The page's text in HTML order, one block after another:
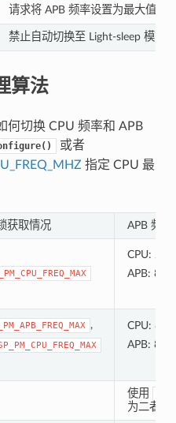
请求将 APB 频率设置为最大值，
禁止自动切换至 Light-sleep 模式。
算法
何切换 CPU 频率和 APB
或者
指定 CPU 最
获取情况 APB 频率
CPU:
APB: 80
,
CPU: 80
APB: 80
使用
为二者设